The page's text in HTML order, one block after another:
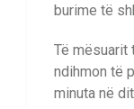
burime të
Të mësuarit
ndihmon të
minuta në